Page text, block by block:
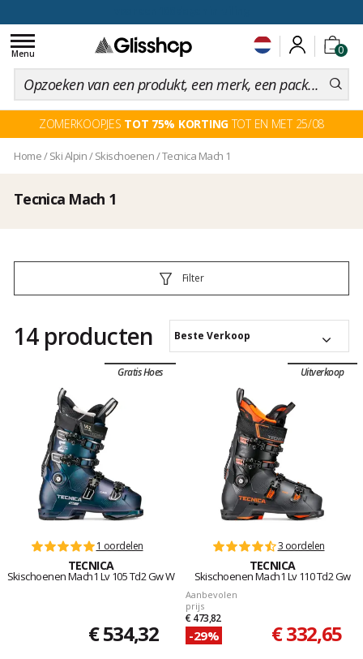
0
Toggle
navigation
Menu
ZOMERKOOPJES TOT 75% KORTINGTOT EN MET 25/08
Home/ Ski Alpin/Skischoenen/Tecnica Mach 1
Tecnica Mach 1
Filter
14 producten Beste Verkoop
Gratis Hoes
1 oordelen
TECNICA
Skischoenen Mach1 Lv 105 Td2 Gw W
€ 534,32
Uitverkoop
3 oordelen
TECNICA
Skischoenen Mach1 Lv 110 Td2 Gw
Aanbevolen
prijs
€ 473,82
-29% € 332,65